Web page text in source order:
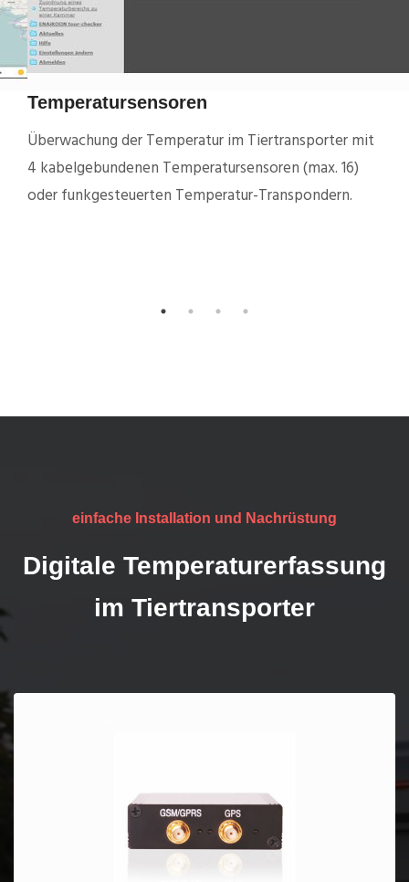
Temperaturverlauf
Erfassung und Aufzeichnung des Temperaturverlaufs
während des Tiertransports im 2 Minuten
Messintervall (einstellbar) mit Datum und Uhrzeit.
einfache Installation und Nachrüstung
Digitale Temperaturerfassung
im Tiertransporter